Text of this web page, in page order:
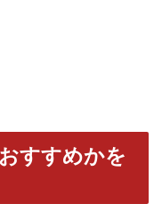
すすめかを